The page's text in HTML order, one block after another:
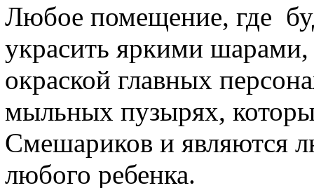
Любое помещение, где
украсить яркими
окраской главных
мыльных пузырях,
Смешариков и являются
любого ребенка.